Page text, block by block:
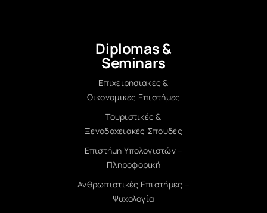
Diplomas &
Seminars
Επιχειρησιακές &
Οικονομικές Επιστήμες
Τουριστικές &
Ξενοδοχειακές Σπουδές
Επιστήμη Υπολογιστών –
Πληροφορική
Ανθρωπιστικές Επιστήμες –
Ψυχολογία